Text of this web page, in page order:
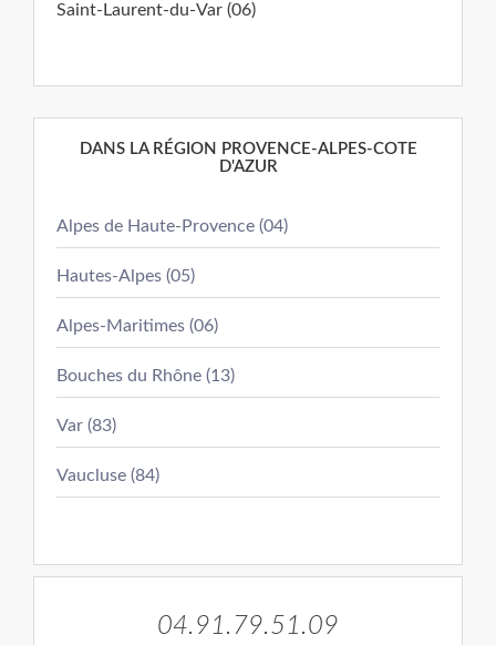
Saint-Laurent-du-Var (06)
DANS LA RÉGION PROVENCE-ALPES-COTE
D'AZUR
Alpes de Haute-Provence (04)
Hautes-Alpes (05)
Alpes-Maritimes (06)
Bouches du Rhône (13)
Var (83)
Vaucluse (84)
04.91.79.51.09